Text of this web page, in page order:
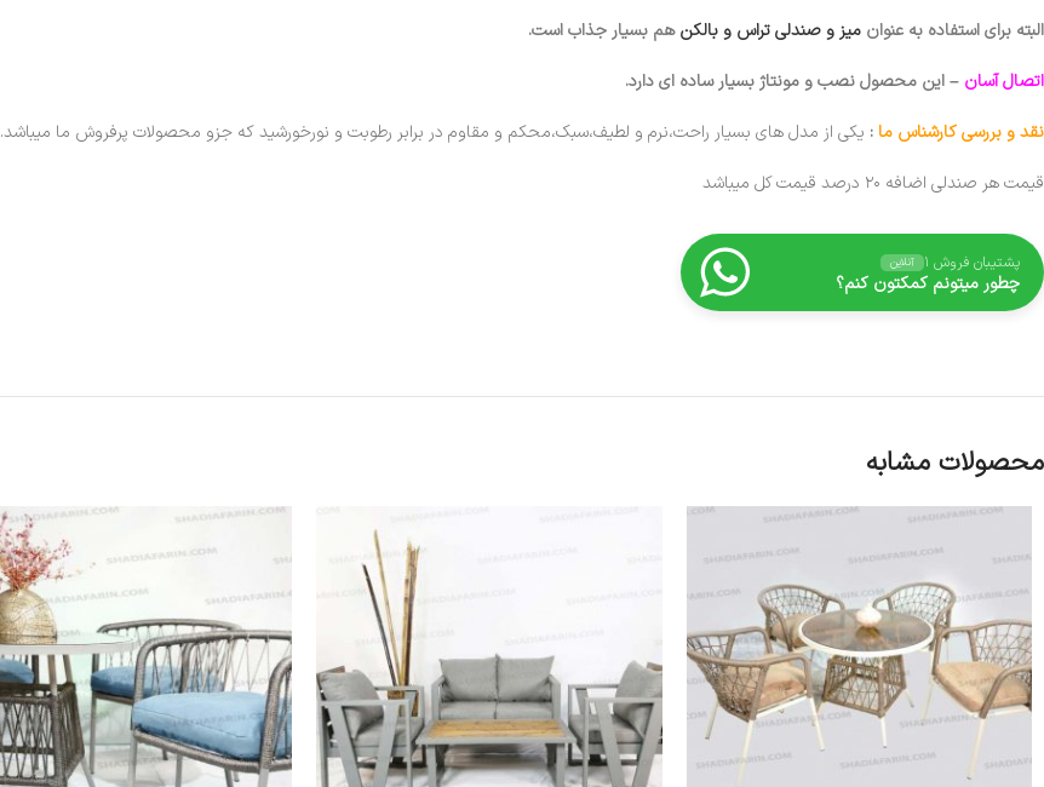
البته برای استفاده به عنوان میز و صندلی تراس و بالکنهم بسیار جذاب است.
اتصال آسان – این محصول نصب و مونتاژ بسیار ساده ای دارد.
نقد و بررسی کارشناس ما : یکی از مدل های بسیار راحت،نرم و لطیف،سبک،محکم و مقاوم در برابر رطوبت و نورخورشید که جزو محصولات پرفروش ما میباشد.
قیمت هر صندلی اضافه ۲۰ درصد قیمت کل میباشد
پشتیبان فروش ۱ آنلاین
چطور میتونم کمکتون کنم؟
محصولات مشابه